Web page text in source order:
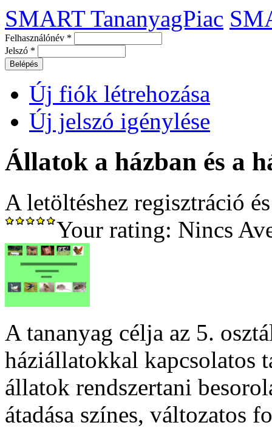
SMART TananyagPiac
Felhasználónév *
Jelszó *
Új fiók létrehozása
Új jelszó igénylése
Állatok a házban és a
A letöltéshez regisztráció
Your rating: Nincs
A tananyag célja az 5.
háziállatokkal kapcsolatos
állatok rendszertani
átadása színes, változatos